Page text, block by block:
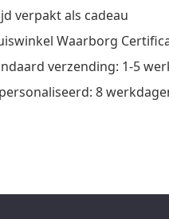
verpakt als cadeau
Waarborg
verzending: 1-5
8